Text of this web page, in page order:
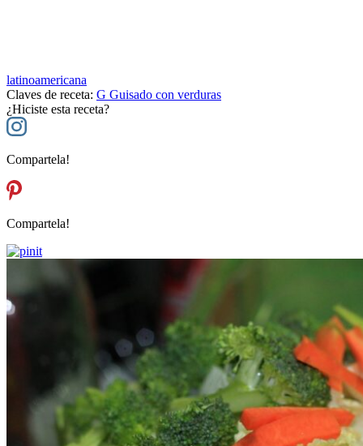
latinoamericana
Claves de receta: G Guisado con verduras
¿Hiciste esta receta?
Compartela!
Compartela!